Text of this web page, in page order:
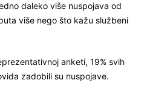
daleko više nuspojava od
više nego što kažu službeni
anketi, 19% svih
zadobili su nuspojave.